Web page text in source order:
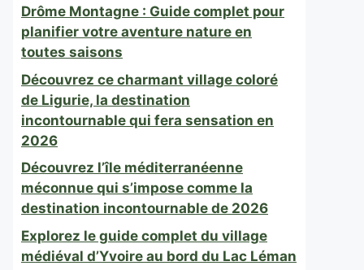
Drôme Montagne : Guide complet pour
planifier votre aventure nature en
toutes saisons
Découvrez ce charmant village coloré
de Ligurie, la destination
incontournable qui fera sensation en
2026
Découvrez l’île méditerranéenne
méconnue qui s’impose comme la
destination incontournable de 2026
Explorez le guide complet du village
médiéval d’Yvoire au bord du Lac Léman